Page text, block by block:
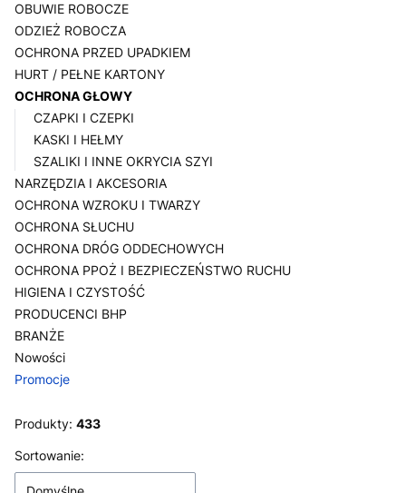
OBUWIE ROBOCZE
ODZIEŻ ROBOCZA
OCHRONA PRZED UPADKIEM
HURT / PEŁNE KARTONY
OCHRONA GŁOWY
CZAPKI I CZEPKI
KASKI I HEŁMY
SZALIKI I INNE OKRYCIA SZYI
NARZĘDZIA I AKCESORIA
OCHRONA WZROKU I TWARZY
OCHRONA SŁUCHU
OCHRONA DRÓG ODDECHOWYCH
OCHRONA PPOŻ I BEZPIECZEŃSTWO RUCHU
HIGIENA I CZYSTOŚĆ
PRODUCENCI BHP
BRANŻE
Nowości
Promocje
Produkty: 433
Lista produktów
Sortowanie: